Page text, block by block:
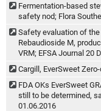
Fermentation-based
safety nod; Flora
Safety evaluation of
Rebaudioside M,
VRM; EFSA Journal 20
Cargill, EverSweet
FDA OKs EverSweet
still to be determined,
01.06.2016